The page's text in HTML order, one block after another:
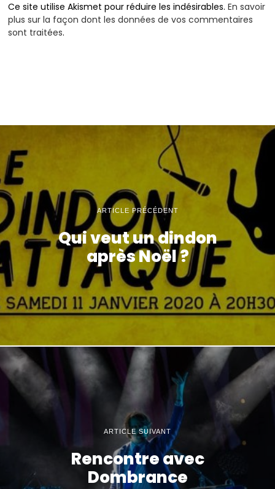
Ce site utilise Akismet pour réduire les indésirables.En savoir
plus sur la façon dont les données de vos commentaires
sont traitées.
ARTICLE PRÉCÉDENT
Qui veut un dindon
après Noël ?
ARTICLE SUIVANT
Rencontre avec
Dombrance